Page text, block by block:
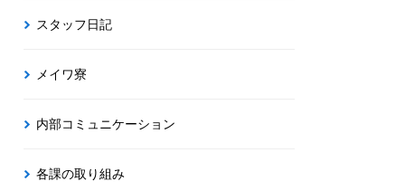
スタッフ日記
メイワ寮
内部コミュニケーション
各課の取り組み